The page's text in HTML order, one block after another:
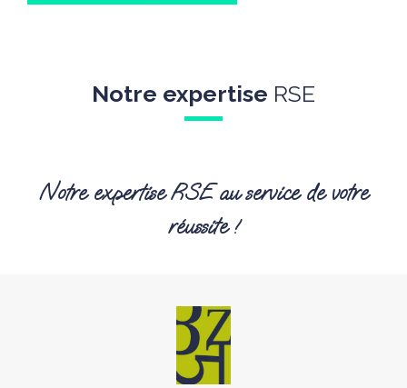
Notre expertise RSE
Notre expertise RSE au service de votre
réussite !